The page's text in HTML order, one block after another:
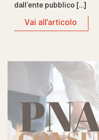
dall’ente pubblico […]
Vai all'articolo